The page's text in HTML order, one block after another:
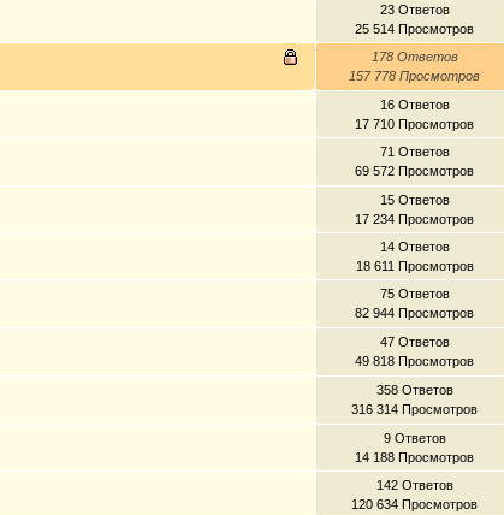
23 Ответов
25 514 Просмотров
178 Ответов
157 778 Просмотров
16 Ответов
17 710 Просмотров
71 Ответов
69 572 Просмотров
15 Ответов
17 234 Просмотров
14 Ответов
18 611 Просмотров
75 Ответов
82 944 Просмотров
47 Ответов
49 818 Просмотров
358 Ответов
316 314 Просмотров
9 Ответов
14 188 Просмотров
142 Ответов
120 634 Просмотров